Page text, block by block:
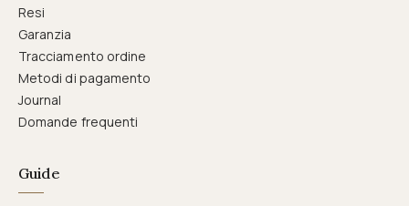
Resi
Garanzia
Tracciamento ordine
Metodi di pagamento
Journal
Domande frequenti
Guide